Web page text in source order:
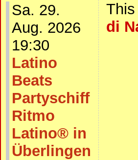
Sa. 29.
Aug. 2026
19:30
Latino
Beats
Partyschiff
Ritmo
Latino® in
Überlingen
di